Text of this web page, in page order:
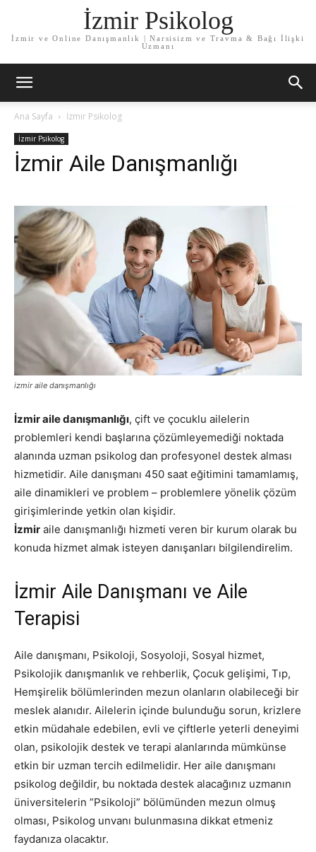
İzmir Psikolog
İzmir ve Online Danışmanlık | Narsisizm ve Travma & Bağı İlişki
Uzmanı
Ana Sayfa İzmir Psikolog
İzmir Psikolog
İzmir Aile Danışmanlığı
izmir aile danışmanlığı
İzmir aile danışmanlığı, çift ve çocuklu ailelerin
problemleri kendi başlarına çözümleyemediği noktada
alanında uzman psikolog dan profesyonel destek alması
hizmetidir. Aile danışmanı 450 saat eğitimini tamamlamış,
aile dinamikleri ve problem – problemlere yönelik çözüm
girişimlerinde yetkin olan kişidir.
İzmir aile danışmanlığı hizmeti veren bir kurum olarak bu
konuda hizmet almak isteyen danışanları bilgilendirelim.
İzmir Aile Danışmanı ve Aile
Terapisi
Aile danışmanı, Psikoloji, Sosyoloji, Sosyal hizmet,
Psikolojik danışmanlık ve rehberlik, Çocuk gelişimi, Tıp,
Hemşirelik bölümlerinden mezun olanların olabileceği bir
meslek alanıdır. Ailelerin içinde bulunduğu sorun, krizlere
etkin müdahale edebilen, evli ve çiftlerle yeterli deneyimi
olan, psikolojik destek ve terapi alanlarında mümkünse
etkin bir uzman tercih edilmelidir. Her aile danışmanı
psikolog değildir, bu noktada destek alacağınız uzmanın
üniversitelerin ”Psikoloji” bölümünden mezun olmuş
olması, Psikolog unvanı bulunmasına dikkat etmeniz
faydanıza olacaktır.